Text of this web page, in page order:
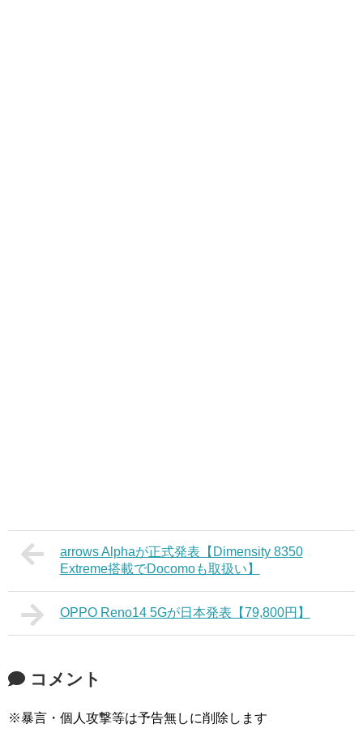
arrows Alphaが正式発表【Dimensity 8350
Extreme搭載でDocomoも取扱い】
OPPO Reno14 5Gが日本発表【79,800円】
コメント
※暴言・個人攻撃等は予告無しに削除します